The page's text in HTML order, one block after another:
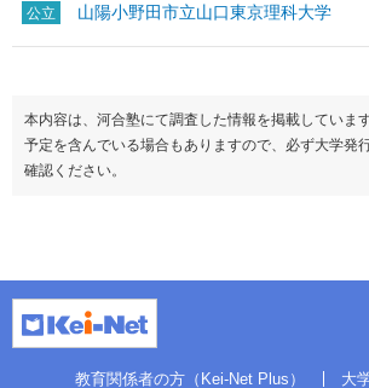
公立 山陽小野田市立山口東京理科大学
本内容は、河合塾にて調査した情報を掲載していま
予定を含んでいる場合もありますので、必ず大学発
確認ください。
教育関係者の方（Kei-Net Plus） 大